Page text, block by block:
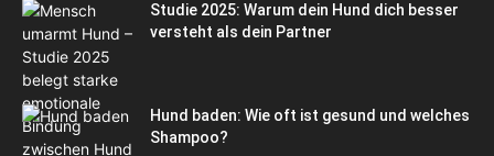
Studie 2025: Warum dein Hund dich besser
versteht als dein Partner
Hund baden: Wie oft ist gesund und welches
Shampoo?